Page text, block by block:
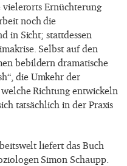
Ernüchterung
noch die
in Sicht; stattdessen
Selbst auf den
bebildern dramatische
die Umkehr der
Richtung entwickeln
tatsächlich in der Praxis
liefert das Buch
Simon Schaupp.